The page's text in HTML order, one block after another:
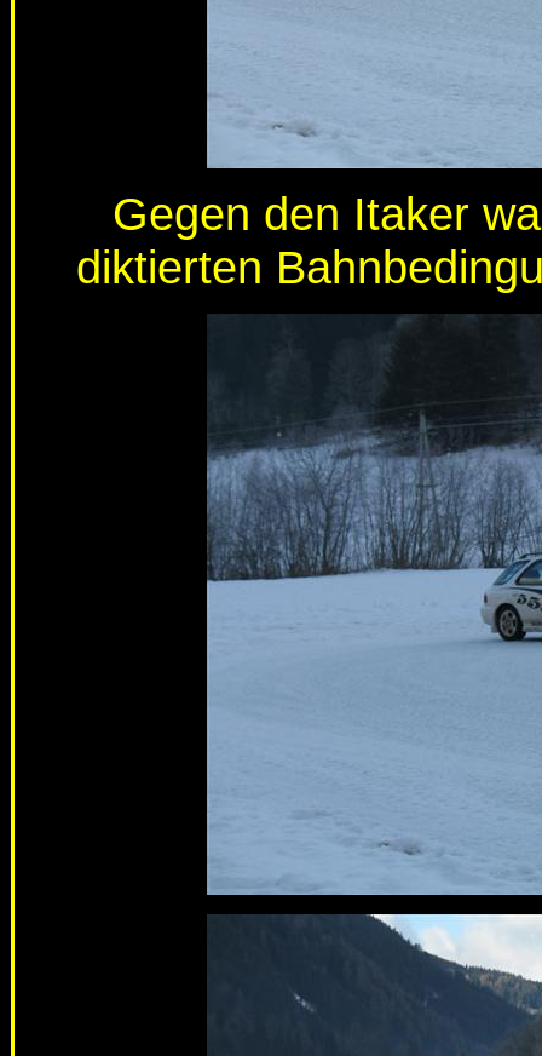
Gegen den Itaker
diktierten